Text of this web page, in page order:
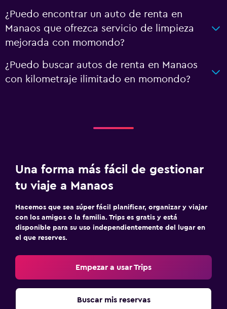
¿Puedo encontrar un auto de renta en
Manaos que ofrezca servicio de limpieza
mejorada con momondo?
¿Puedo buscar autos de renta en Manaos
con kilometraje ilimitado en momondo?
Una forma más fácil de gestionar
tu viaje a Manaos
Hacemos que sea súper fácil planificar, organizar y viajar
con los amigos o la familia. Trips es gratis y está
disponible para su uso independientemente del lugar en
el que reserves.
Empezar a usar Trips
Buscar mis reservas